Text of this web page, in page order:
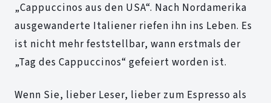
„Cappuccinos aus den USA“. Nach Nordamerika
ausgewanderte Italiener riefen ihn ins Leben. Es
ist nicht mehr feststellbar, wann erstmals der
„Tag des Cappuccinos“ gefeiert worden ist.
Wenn Sie, lieber Leser, lieber zum Espresso als